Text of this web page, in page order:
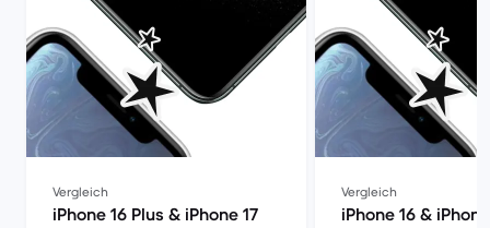
Vergleich
iPhone 16 Plus & iPhone 17
Vergleich
iPhone 16 &